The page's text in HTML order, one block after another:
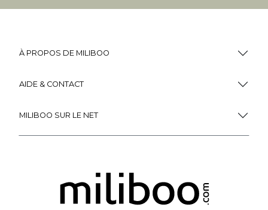
À PROPOS DE MILIBOO
AIDE & CONTACT
MILIBOO SUR LE NET